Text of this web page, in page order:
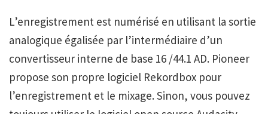
L’enregistrement est numérisé en utilisant la sortie
analogique égalisée par l’intermédiaire d’un
convertisseur interne de base 16 /44.1 AD. Pioneer
propose son propre logiciel Rekordbox pour
l’enregistrement et le mixage. Sinon, vous pouvez